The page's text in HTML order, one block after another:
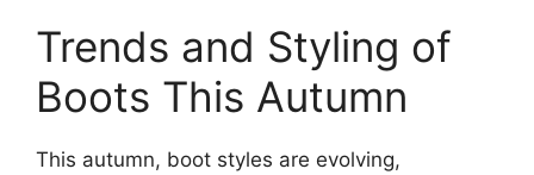
Trends and Styling of
Boots This Autumn
This autumn, boot styles are evolving,